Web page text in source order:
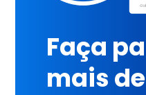
Faça
mais